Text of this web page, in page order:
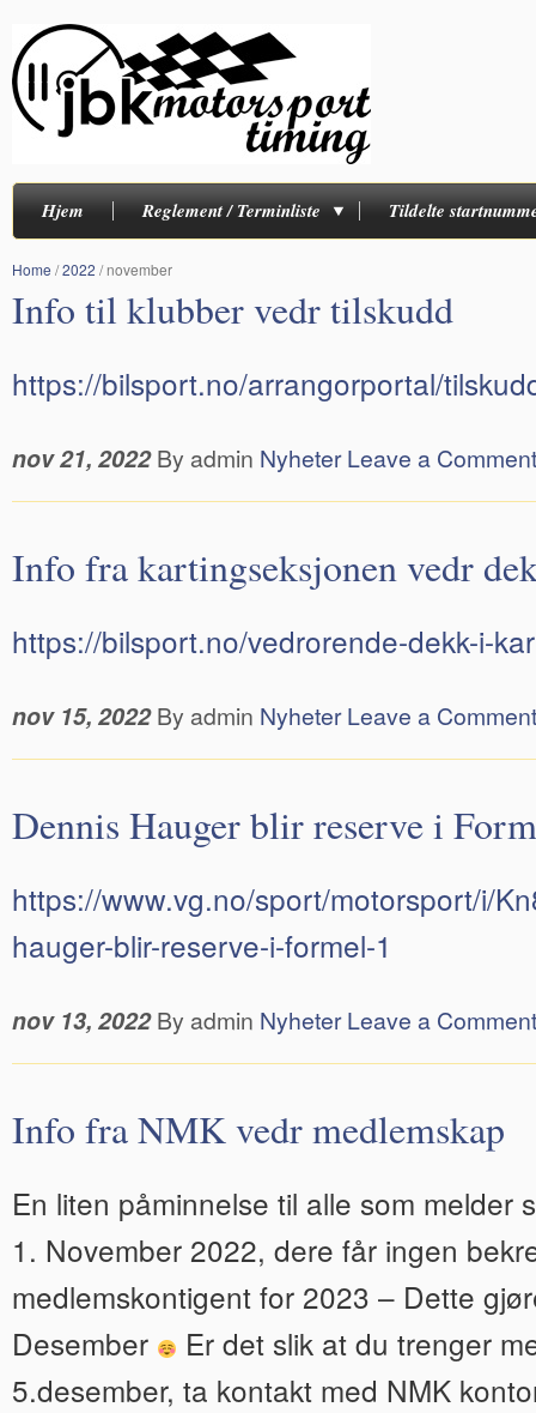
Hjem Reglement / Terminliste Tildelte
Home /2022 / november
Info til klubber vedr tilskudd
https://bilsport.no/arrangorportal/
nov 21, 2022 By admin Nyheter Leave a Comment
Info fra kartingseksjonen vedr
https://bilsport.no/vedrorende-dekk-i-
nov 15, 2022 By admin Nyheter Leave a Comment
Dennis Hauger blir reserve i
https://www.vg.no/sport/motorsport/i/
hauger-blir-reserve-i-formel-1
nov 13, 2022 By admin Nyheter Leave a Comment
Info fra NMK vedr medlemskap
En liten påminnelse til alle som melder
1. November 2022, dere får ingen
medlemskontigent for 2023 – Dette
Desember
Er det slik at du trenger
5.desember, ta kontakt med NMK